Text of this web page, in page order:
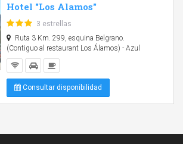
Hotel "Los Alamos"
3 estrellas
Ruta 3 Km. 299, esquina Belgrano.
(Contiguo al restaurant Los Álamos) - Azul
Consultar disponibilidad